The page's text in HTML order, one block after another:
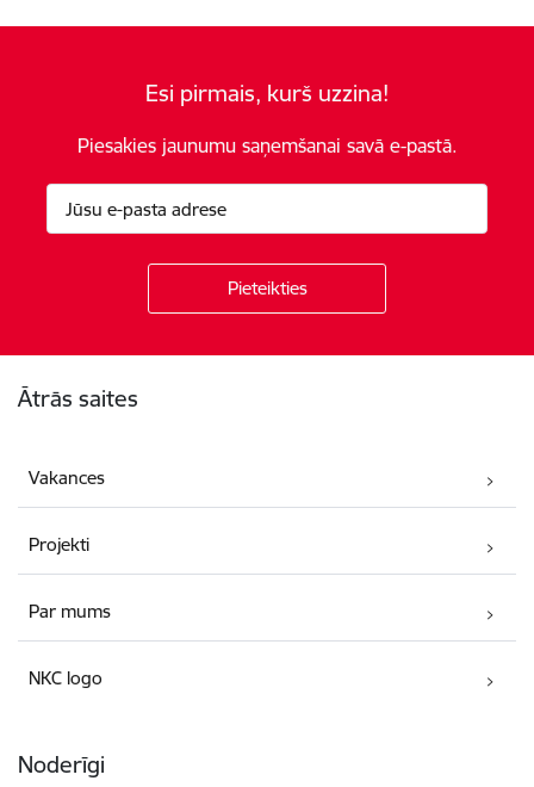
Esi pirmais, kurš uzzina!
Piesakies jaunumu saņemšanai savā e-pastā.
Ātrās saites
Vakances
Projekti
Par mums
NKC logo
Noderīgi